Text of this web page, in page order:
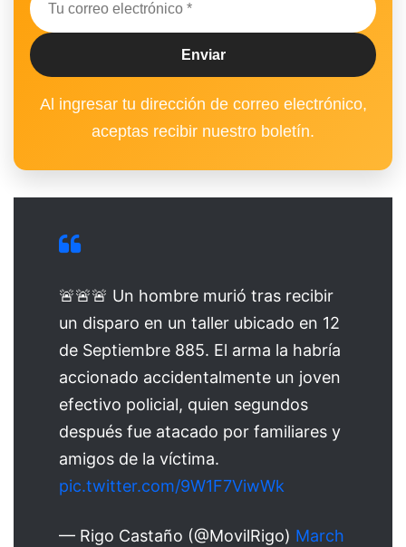
Al ingresar tu dirección de correo electrónico,
aceptas recibir nuestro boletín.
🚨🚨🚨 Un hombre murió tras recibir
un disparo en un taller ubicado en 12
de Septiembre 885. El arma la habría
accionado accidentalmente un joven
efectivo policial, quien segundos
después fue atacado por familiares y
amigos de la víctima.
pic.twitter.com/9W1F7ViwWk
— Rigo Castaño (@MovilRigo) March